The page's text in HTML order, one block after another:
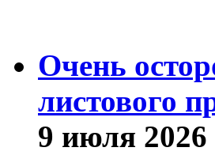
Очень
листового
9 июля 2026